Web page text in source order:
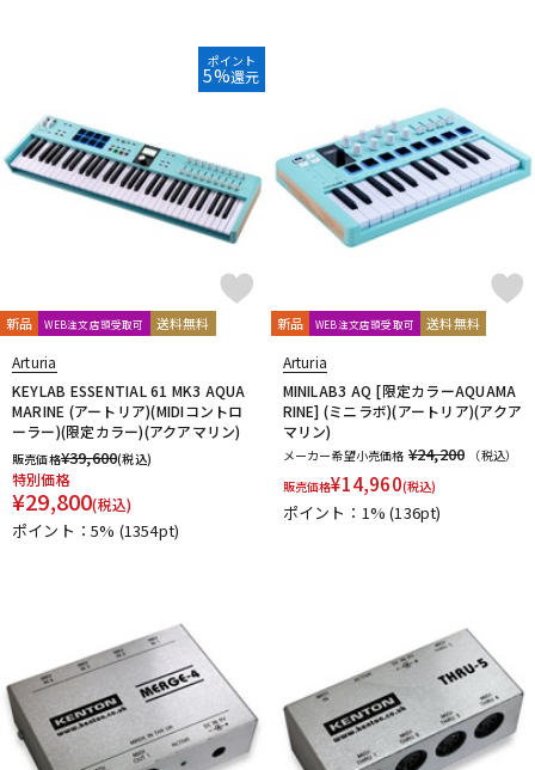
ポイント
5%還元
新品 WEB注文店頭受取可 送料無料
Arturia
KEYLAB ESSENTIAL 61 MK3 AQUA
MARINE (アートリア)(MIDIコントロ
ーラー)(限定カラー)(アクアマリン)
販売価格¥39,600(税込)
特別価格
¥29,800(税込)
ポイント：5% (1354pt)
新品 WEB注文店頭受取可 送料無料
Arturia
MINILAB3 AQ [限定カラーAQUAMA
RINE] (ミニラボ)(アートリア)(アクア
マリン)
メーカー希望小売価格 ¥24,200
（税込）
販売価格¥14,960(税込)
ポイント：1%(136pt)